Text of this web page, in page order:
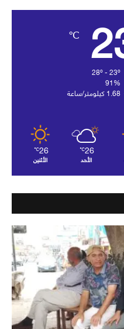
℃
91%
1.68 كيلومتر/ساعة
26
℃
الأحد
26
℃
الأثنين